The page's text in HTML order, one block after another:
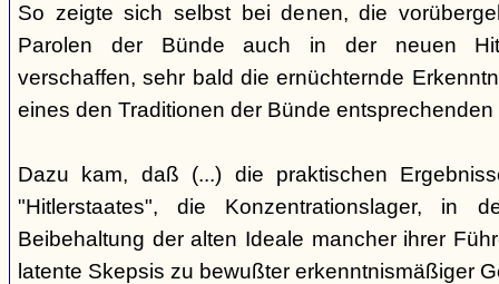
So zeigte sich selbst bei denen, die
Parolen der Bünde auch in der neuen
verschaffen, sehr bald die ernüchternde
eines den Traditionen der Bünde
Dazu kam, daß (...) die praktischen
"Hitlerstaates", die Konzentrationslager, in
Beibehaltung der alten Ideale mancher ihrer
latente Skepsis zu bewußter erkenntnismäßiger